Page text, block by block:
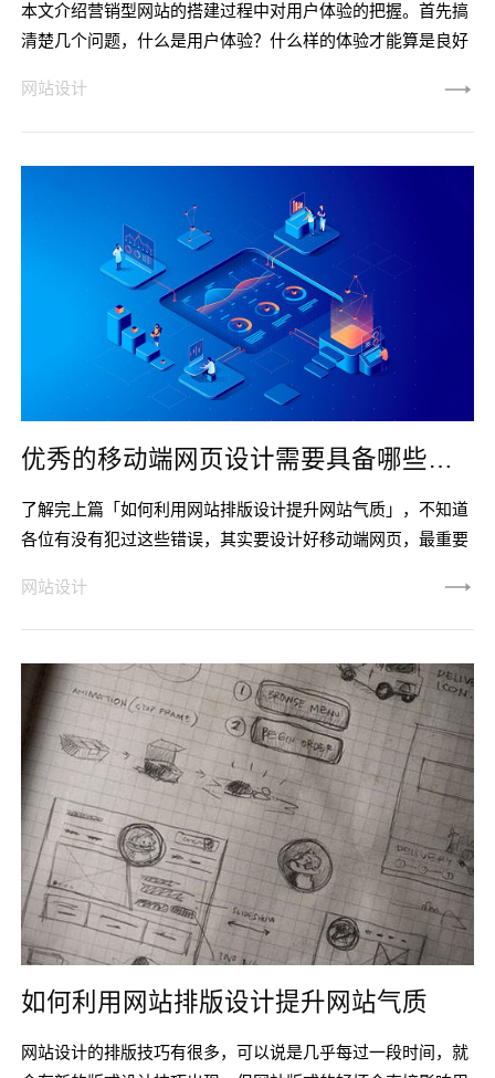
本文介绍营销型网站的搭建过程中对用户体验的把握。首先搞
清楚几个问题，什么是用户体验？什么样的体验才能算是良好
的概念当然，用户体验是一个大的概念，有产品使用的用户体
验，服务享用的体验，等等，本文只介绍网站的浏览用户体
验，那就是感觉。但是我们知道感觉是最难形容和描述的，所
以我们要结合一些具体的东
网站设计
优秀的移动端网页设计需要具备哪些条件?
了解完上篇「如何利用网站排版设计提升网站气质」，不知道
各位有没有犯过这些错误，其实要设计好移动端网页，最重要
设计需要具备哪些条件。优秀网页设计的必备条件一：针对移
动端网页设计进行全面优化控制好界面的分栏数目，使整个界
元素让用户分心的情况。优秀网页设计的必备条件二：让菜单
简短且易用详细而全面
网站设计
如何利用网站排版设计提升网站气质
网站设计的排版技巧有很多，可以说是几乎每过一段时间，就